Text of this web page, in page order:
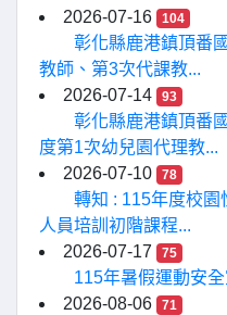
2026-07-16 104
彰化縣鹿港鎮頂番
教師、第3次代課教...
2026-07-14
93
彰化縣鹿港鎮頂番
度第1次幼兒園代理教...
2026-07-10
78
轉知 : 115年度校
人員培訓初階課程...
2026-07-17
75
115年暑假運動安
2026-08-06
71